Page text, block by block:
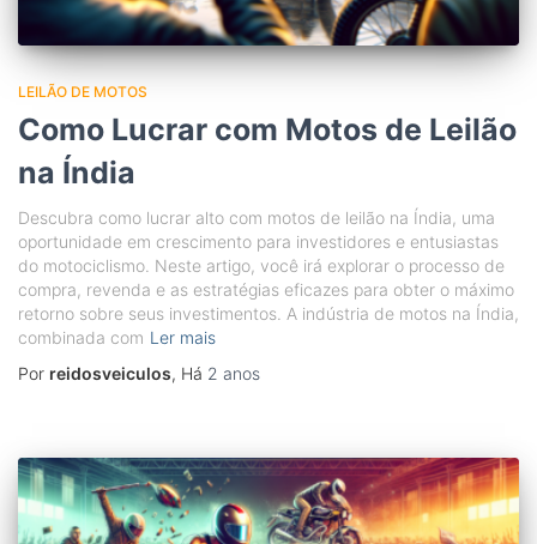
LEILÃO DE MOTOS
Como Lucrar com Motos de Leilão
na Índia
Descubra como lucrar alto com motos de leilão na Índia, uma
oportunidade em crescimento para investidores e entusiastas
do motociclismo. Neste artigo, você irá explorar o processo de
compra, revenda e as estratégias eficazes para obter o máximo
retorno sobre seus investimentos. A indústria de motos na Índia,
combinada com Ler mais
Por reidosveiculos, Há 2 anos